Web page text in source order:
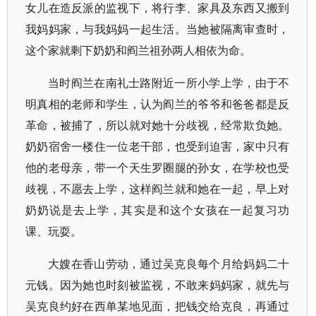
女儿在造反派的监视下，将行李、家具及东西又搬到
我妈妈家，与我妈妈一起生活。当她被隔离审查时，
这个家就剩下奶奶和阎兰祖孙两人相依为命。
当时阎兰在南礼士路附近一所小学上学，由于不
明真相的老师和学生，认为阎兰的爷爷和爸爸都是反
革命，被捕了，所以就对她十分歧视，经常欺负她。
奶奶宿舍一楼住一位老干部，也受到迫害，家中只有
他的老母亲，带一个天生罗圈腿的孙女，在学校也受
歧视，不愿去上学，这样阎兰就和她在一起，早上对
奶奶说是去上学，其实是和这个女孩在一起复习功
课、玩耍。
大嫂在香山劳动，通过吴克良每个月给妈妈二十
元钱。因为她也时刻被监视，不敢来妈妈家，就先与
吴克良约好在西单某地见面，把钱交给克良，再通过